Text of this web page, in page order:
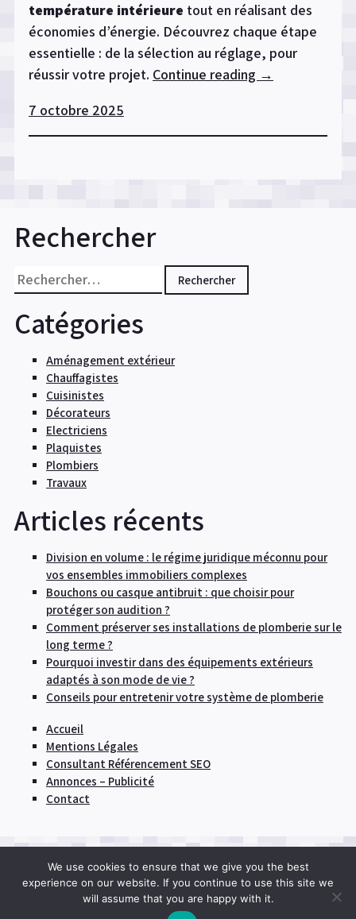
température intérieure tout en réalisant des
économies d’énergie. Découvrez chaque étape
essentielle : de la sélection au réglage, pour
réussir votre projet. Continue reading « Guide
rideau
→
7 octobre 2025
Rechercher
Rechercher :
Catégories
Aménagement extérieur
Chauffagistes
Cuisinistes
Décorateurs
Electriciens
Plaquistes
Plombiers
Travaux
Articles récents
Division en volume : le régime juridique méconnu pour
vos ensembles immobiliers complexes
Bouchons ou casque antibruit : que choisir pour
protéger son audition ?
Comment préserver ses installations de plomberie sur le
long terme ?
Pourquoi investir dans des équipements extérieurs
adaptés à son mode de vie ?
Conseils pour entretenir votre système de plomberie
Accueil
Mentions Légales
Consultant Référencement SEO
Annonces – Publicité
Contact
© 2026 Engager une entreprise pour réaliser des
travaux dans sa maison |Proudly powered by
We use cookies to ensure that we give you the best
experience on our website. If you continue to use this site we
will assume that you are happy with it.